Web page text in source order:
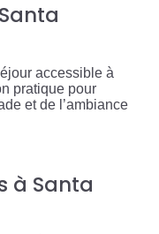
accessible à
pratique pour
et de l’ambiance
à Santa